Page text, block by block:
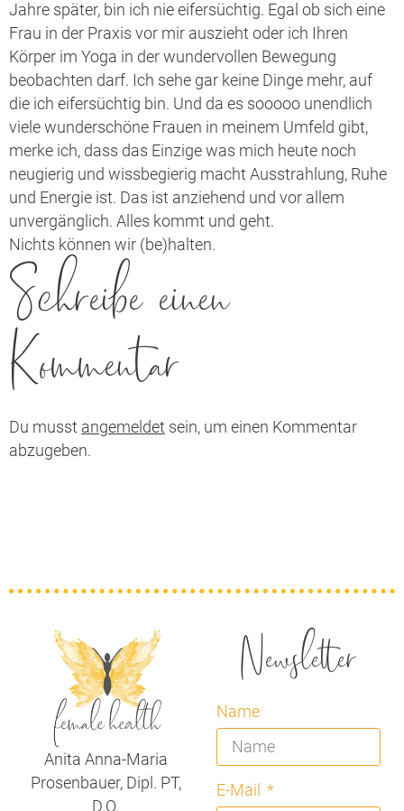
Jahre später, bin ich nie eifersüchtig. Egal ob sich eine
Frau in der Praxis vor mir auszieht oder ich Ihren
Körper im Yoga in der wundervollen Bewegung
beobachten darf. Ich sehe gar keine Dinge mehr, auf
die ich eifersüchtig bin. Und da es sooooo unendlich
viele wunderschöne Frauen in meinem Umfeld gibt,
merke ich, dass das Einzige was mich heute noch
neugierig und wissbegierig macht Ausstrahlung, Ruhe
und Energie ist. Das ist anziehend und vor allem
unvergänglich. Alles kommt und geht.
Nichts können wir (be)halten.
Schreibe einen
Kommentar
Du musst angemeldet sein, um einen Kommentar
abzugeben.
Anita Anna-Maria
Prosenbauer, Dipl. PT,
D.O.
Newsletter
Name
E-Mail